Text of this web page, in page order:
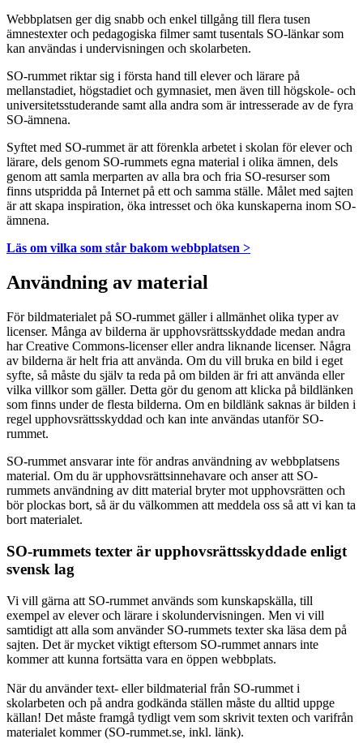
Webbplatsen ger dig snabb och enkel tillgång till flera tusen
ämnestexter och pedagogiska filmer samt tusentals SO-länkar som
kan användas i undervisningen och skolarbeten.
SO-rummet riktar sig i första hand till elever och lärare på
mellanstadiet, högstadiet och gymnasiet, men även till högskole- och
universitetsstuderande samt alla andra som är intresserade av de fyra
SO-ämnena.
Syftet med SO-rummet är att förenkla arbetet i skolan för elever och
lärare, dels genom SO-rummets egna material i olika ämnen, dels
genom att samla merparten av alla bra och fria SO-resurser som
finns utspridda på Internet på ett och samma ställe. Målet med sajten
är att skapa inspiration, öka intresset och öka kunskaperna inom SO-
ämnena.
Läs om vilka som står bakom webbplatsen >
Användning av material
För bildmaterialet på SO-rummet gäller i allmänhet olika typer av
licenser. Många av bilderna är upphovsrättsskyddade medan andra
har Creative Commons-licenser eller andra liknande licenser. Några
av bilderna är helt fria att använda. Om du vill bruka en bild i eget
syfte, så måste du själv ta reda på om bilden är fri att använda eller
vilka villkor som gäller. Detta gör du genom att klicka på bildlänken
som finns under de flesta bilderna. Om en bildlänk saknas är bilden i
regel upphovsrättsskyddad och kan inte användas utanför SO-
rummet.
SO-rummet ansvarar inte för andras användning av webbplatsens
material. Om du är upphovsrättsinnehavare och anser att SO-
rummets användning av ditt material bryter mot upphovsrätten och
bör plockas bort, så är du välkommen att meddela oss så att vi kan ta
bort materialet.
SO-rummets texter är upphovsrättsskyddade enligt
svensk lag
Vi vill gärna att SO-rummet används som kunskapskälla, till
exempel av elever och lärare i skolundervisningen. Men vi vill
samtidigt att alla som använder SO-rummets texter ska läsa dem på
sajten. Det är mycket viktigt eftersom SO-rummet annars inte
kommer att kunna fortsätta vara en öppen webbplats.
När du använder text- eller bildmaterial från SO-rummet i
skolarbeten och på andra godkända ställen måste du alltid uppge
källan! Det måste framgå tydligt vem som skrivit texten och varifrån
materialet kommer (SO-rummet.se, inkl. länk).